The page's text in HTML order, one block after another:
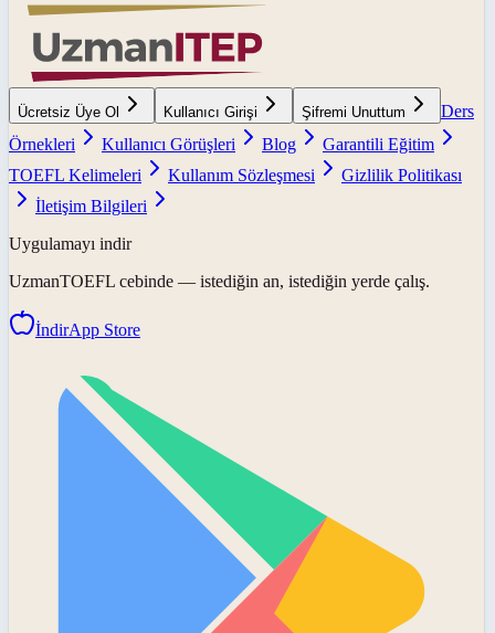
Ücretsiz Üye Ol Kullanıcı Girişi Şifremi Unuttum
Ders
Örnekleri
Kullanıcı Görüşleri Blog
Garantili Eğitim
TOEFL Kelimeleri
Kullanım Sözleşmesi
Gizlilik Politikası
İletişim Bilgileri
Uygulamayı indir
UzmanTOEFL cebinde — istediğin an, istediğin yerde çalış.
İndirApp Store